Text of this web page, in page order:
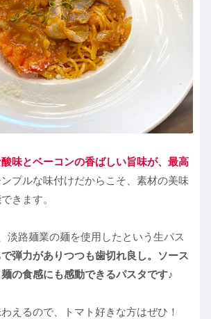
酸味とベーコンの香ばしい旨味が、最高
ンプルな味付けだからこそ、素材の美味
きます。
淡路麺業の麺を使用したという生パス
弾力がありつつも歯切れ良し。ソース
の食感にも感動できるパスタです♪
えるので、トマト好きな方はぜひ！